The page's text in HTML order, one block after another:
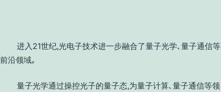
进入 21世纪,光电子技术进一步融合了量子光学､量子通信等
前沿领域｡
量子光学通过操控光子的量子态,为量子计算､量子通信等领